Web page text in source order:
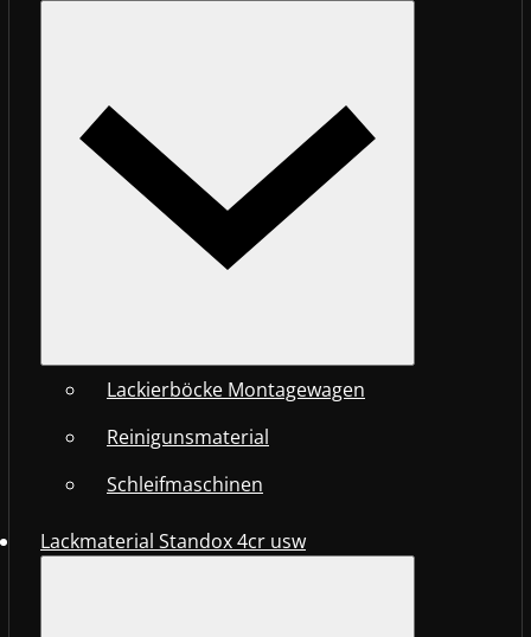
Lackierböcke Montagewagen
Reinigunsmaterial
Schleifmaschinen
Lackmaterial Standox 4cr usw